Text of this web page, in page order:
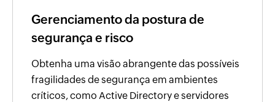
Gerenciamento da postura de
segurança e risco
Obtenha uma visão abrangente das possíveis
fragilidades de segurança em ambientes
críticos, como Active Directory e servidores